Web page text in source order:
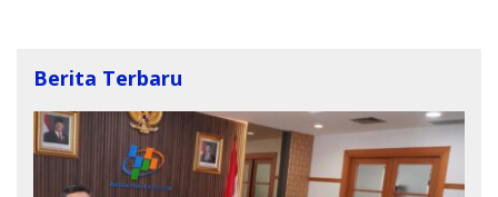
Berita Terbaru